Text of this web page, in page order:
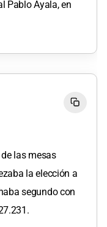
Pablo Ayala, en
las mesas
la elección a
segundo con